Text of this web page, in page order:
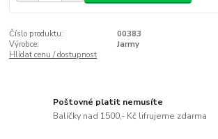
Číslo produktu:
00383
Výrobce:
Jarmy
Hlídat cenu / dostupnost
Poštovné platit nemusíte
Balíčky nad 1500,- Kč lifrujeme zdarma